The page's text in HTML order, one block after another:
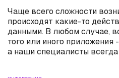
Чаще всего сложности
происходят какие-то
данными. В любом случае,
того или иного приложения
а наши специалисты